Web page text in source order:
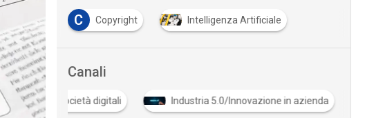
C
Copyright Intelligenza Artificiale
Canali
Cultura e società digitali Industria 5.0/Innovazione in